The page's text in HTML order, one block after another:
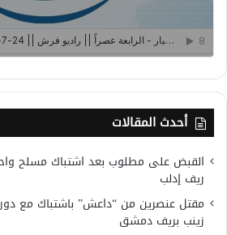
أحدث المقالات
ريف إدلب
مقتل عنصرين من “داعش” باشتباك مع
زينب بريف دمشق